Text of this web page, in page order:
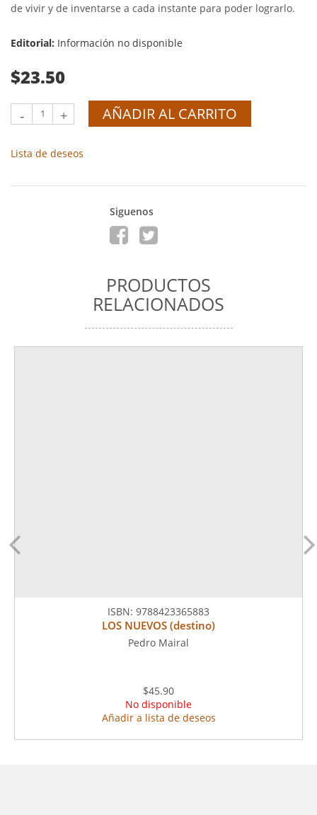
de vivir y de inventarse a cada instante para poder lograrlo.
Editorial: Información no disponible
$23.50
- + AÑADIR AL CARRITO
Lista de deseos
Siguenos
PRODUCTOS
RELACIONADOS
ISBN: 9788423365883
LOS NUEVOS (destino)
Pedro Mairal
$45.90
No disponible
Añadir a lista de deseos